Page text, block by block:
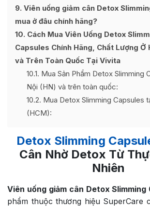
9 Viên uống giảm cân Detox
mua ở đâu chính hãng?
10 Cách Mua Viên Uống Detox
Capsules Chính Hãng, Chất Lượng Ở
và Trên Toàn Quốc Tại Vivita
10.1 Mua Sản Phẩm Detox Slimming
Nội (HN) và trên toàn quốc:
10.2 Mua Detox Slimming Capsules
(HCM):
Detox Slimming
Cân Nhờ Detox Từ
Nhiên
Viên uống giảm cân Detox Slimming
phẩm thuộc thương hiệu SuperCare